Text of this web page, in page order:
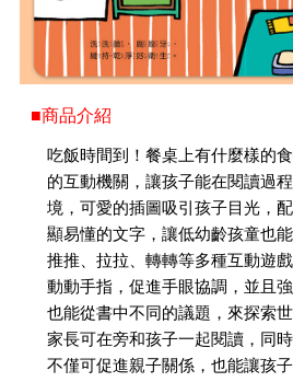
■商品介紹
吃飯時間到！餐桌上有什麼樣的
的互動機關，讓孩子能在閱讀過
境，可愛的插圖吸引孩子目光，
顯易懂的文字，讓低幼齡孩童也能
推推、拉拉、轉轉等多種互動遊
動動手指，促進手眼協調，並且
也能從書中不同的議題，來探索世
家長可在旁和孩子一起閱讀，同
不僅可促進親子關係，也能讓孩